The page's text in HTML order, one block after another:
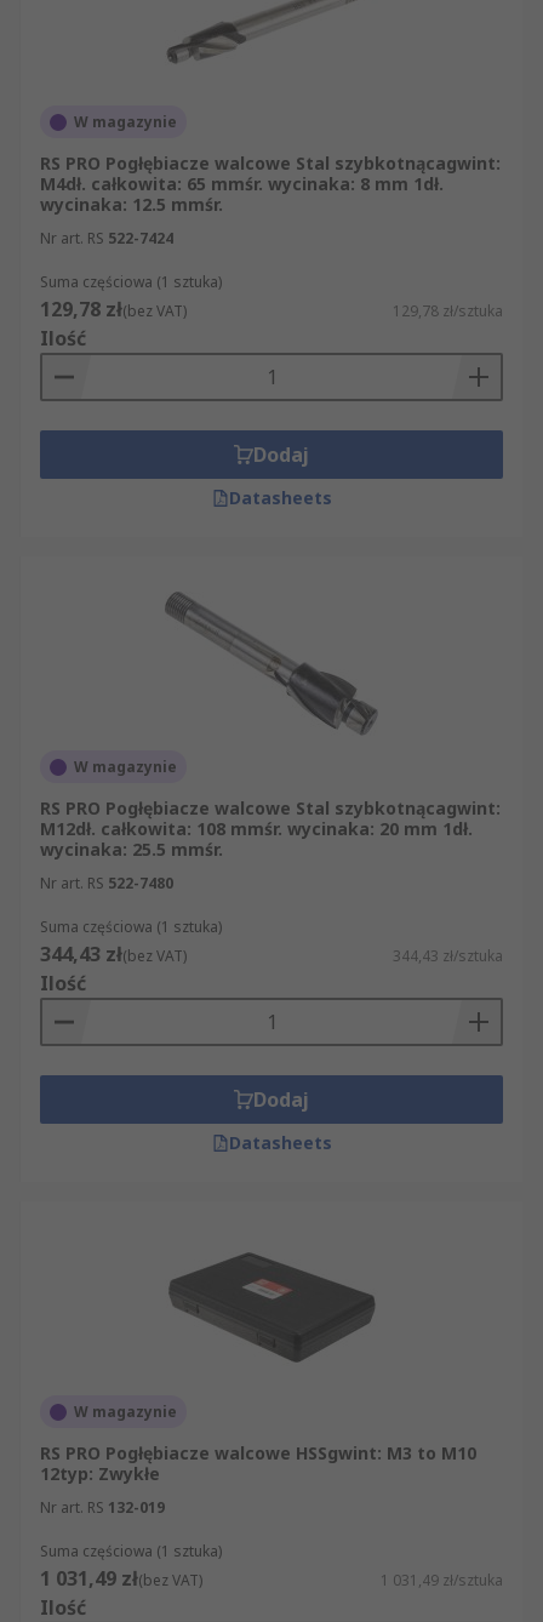
W magazynie
RS PRO Pogłębiacze walcowe Stal szybkotnącagwint:
M4dł. całkowita: 65 mmśr. wycinaka: 8 mm 1dł.
wycinaka: 12.5 mmśr.
Nr art. RS 522-7424
Suma częściowa (1 sztuka)
129,78 zł(bez VAT) 129,78 zł/sztuka
Ilość
Dodaj
Datasheets
W magazynie
RS PRO Pogłębiacze walcowe Stal szybkotnącagwint:
M12dł. całkowita: 108 mmśr. wycinaka: 20 mm 1dł.
wycinaka: 25.5 mmśr.
Nr art. RS 522-7480
Suma częściowa (1 sztuka)
344,43 zł(bez VAT) 344,43 zł/sztuka
Ilość
Dodaj
Datasheets
W magazynie
RS PRO Pogłębiacze walcowe HSSgwint: M3 to M10
12typ: Zwykłe
Nr art. RS 132-019
Suma częściowa (1 sztuka)
1 031,49 zł(bez VAT) 1 031,49 zł/sztuka
Ilość